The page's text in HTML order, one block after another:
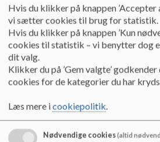
undervisningen ved vikardækning.
Skolen tilstræber en vedvarende og
vikardækning ved en undervisers
Samarbejde med lokalsamfundet
Læs mere om princip om den åbne
Udbud af valgfag
Udbud af valgfag fastsættes inden
folkeskoleloven. Derudover har vi
Hvis du klikker på knappen ’Accepter
vi sætter cookies til brug for statistik.
Hvis du klikker på knappen ’Kun
cookies til statistik – vi benytter dog
dit valg.
Klikker du på ’Gem valgte’
cookies for de kategorier du har
Læs mere icookiepolitik.
Nødvendige cookies(altid